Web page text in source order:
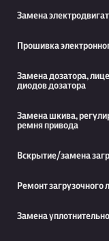
Замена
Прошивка
Замена дозатора,
диодов дозатора
Замена шкива,
ремня привода
Вскрытие/замена
Ремонт загрузочного
Замена